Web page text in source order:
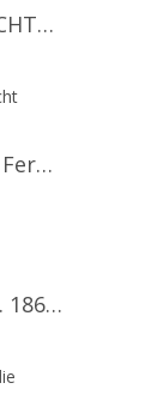
LED LINEARE PENDELLEUCHTE EXECULINE 120CM, 30W, 3750LM, 96°, 4000K, IP20, WEISS [207806]
5 Sternen.
RGB-LED-Poolleuchte mit Fernbedienung, 12W, 1260lm, PAR56, 12V, 1+1 gratis!
5 Sternen.
Solight Ersatzbatterietyp. 18650, 3,7 V, Li-Ion, 2200 mAh [WN900]
5 Sternen.